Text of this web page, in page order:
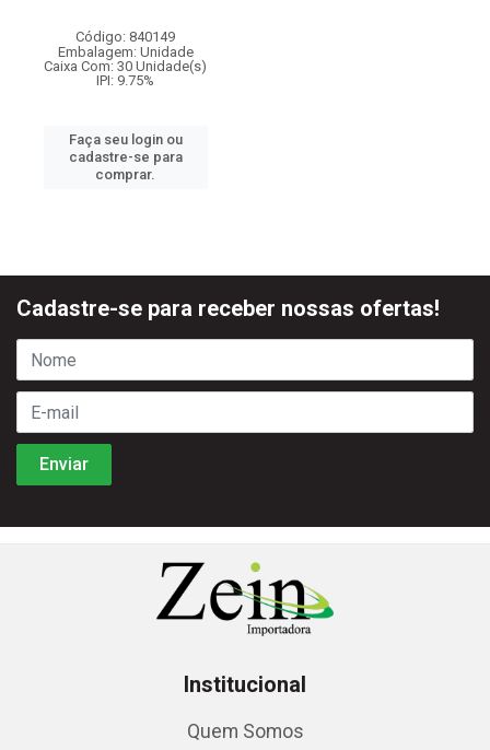
Código: 840149
Embalagem: Unidade
Caixa Com: 30 Unidade(s)
IPI: 9.75%
Faça seu login ou
cadastre-se para
comprar.
Cadastre-se para receber nossas ofertas!
Institucional
Quem Somos